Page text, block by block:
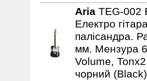
Aria TEG-002
Електро
палісандра.
мм. Мензура
Volume,
чорний